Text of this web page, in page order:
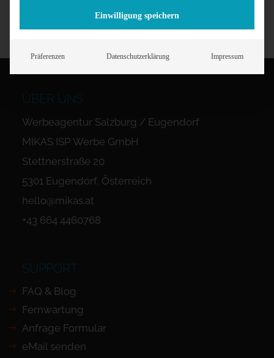
ÜBER UNS
Werbeagentur Salzburg / Eugendorf
MIKAS ISP Werbe GmbH
Stettnerstraße 20
5301 Eugendorf, Österreich
hello@mikas.at
+43 664 4460768
SUPPORT
FAQ & Blog
Fernwartung
Anfrage Formular
eMail senden
Einwilligung speichern
Präferenzen Datenschutzerklärung Impressum